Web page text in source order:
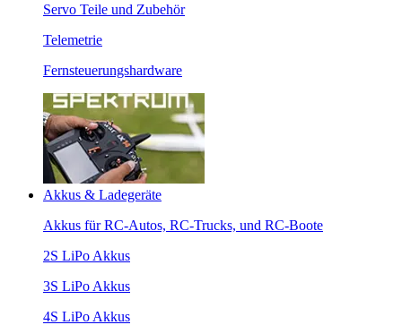
Servo Teile und Zubehör
Telemetrie
Fernsteuerungshardware
Akkus & Ladegeräte
Akkus für RC-Autos, RC-Trucks, und RC-Boote
2S LiPo Akkus
3S LiPo Akkus
4S LiPo Akkus